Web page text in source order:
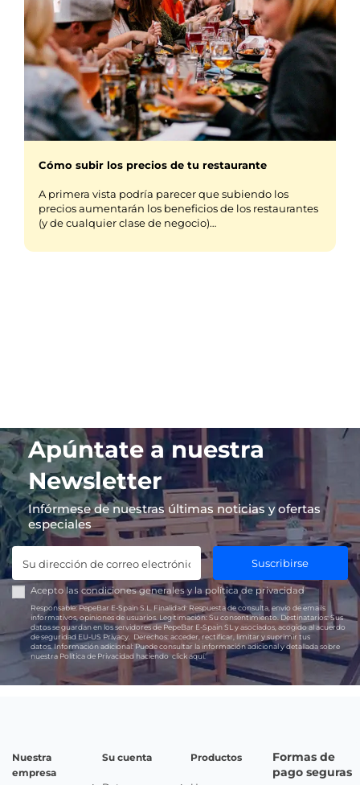
Cómo subir los precios de tu restaurante
A primera vista podría parecer que subiendo los
precios aumentarán los beneficios de los restaurantes
(y de cualquier clase de negocio)…
Apúntate a nuestra
Newsletter
Infórmese de nuestras últimas noticias y ofertas
especiales
Suscribirse
Acepto las condiciones generales y lapolítica de privacidad
Responsable:PepeBar E-Spain S.L. Finalidad: Respuesta de consulta, envío de emails
informativos, opiniones de usuarios. Legitimación: Su consentimiento. Destinatarios:Sus
datos se guardan en los servidores de PepeBar E-Spain SL y asociados, acogido al acuerdo
de seguridad EU-US Privacy.
Derechos: acceder, rectificar, limitar y suprimir tus
datos.Información adicional:Puede consultar la información adicional y detallada sobre
nuestra Política de Privacidad haciendoclick aquí.
Nuestra
empresa
Su cuenta Productos
Formas de
pago seguras